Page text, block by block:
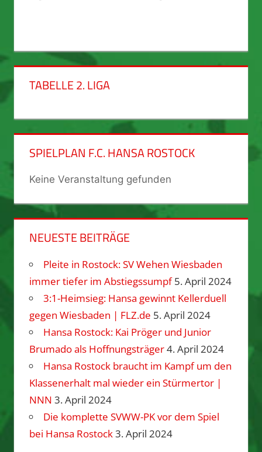
TABELLE 2. LIGA
SPIELPLAN F.C. HANSA ROSTOCK
Keine Veranstaltung gefunden
NEUESTE BEITRÄGE
Pleite in Rostock: SV Wehen Wiesbaden
immer tiefer im Abstiegssumpf 5. April 2024
3:1-Heimsieg: Hansa gewinnt Kellerduell
gegen Wiesbaden | FLZ.de 5. April 2024
Hansa Rostock: Kai Pröger und Junior
Brumado als Hoffnungsträger4. April 2024
Hansa Rostock braucht im Kampf um den
Klassenerhalt mal wieder ein Stürmertor |
NNN 3. April 2024
Die komplette SVWW-PK vor dem Spiel
bei Hansa Rostock3. April 2024